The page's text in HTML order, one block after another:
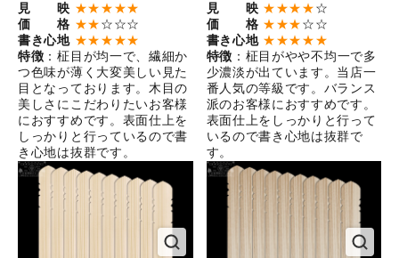
見 映 ★★★★★
価 格 ★★ ☆☆☆
書き心地 ★★★★★
特徴 ：柾目が均一で、繊細か
つ色味が薄く大変美しい見た
目となっております。木目の
美しさにこだわりたいお客様
におすすめです。表面仕上を
しっかりと行っているので書
き心地は抜群です。
見 映 ★★★★ ☆
価 格 ★★★ ☆☆
書き心地 ★★★★★
特徴 ：柾目がやや不均一で多
少濃淡が出ています。当店一
番人気の等級です。バランス
派のお客様におすすめです。
表面仕上をしっかりと行って
いるので書き心地は抜群で
す。